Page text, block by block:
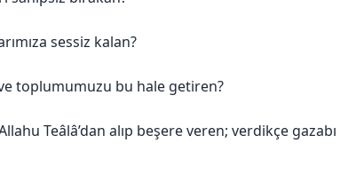
sessiz kalan?
toplumumuzu bu hale getiren?
Teâlâ’dan alıp beşere veren; verdikçe gazabı